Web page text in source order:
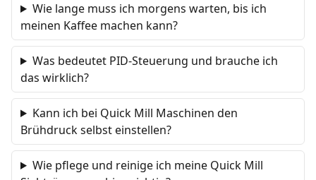
Wie lange muss ich morgens warten, bis ich
meinen Kaffee machen kann?
Was bedeutet PID-Steuerung und brauche ich
das wirklich?
Kann ich bei Quick Mill Maschinen den
Brühdruck selbst einstellen?
Wie pflege und reinige ich meine Quick Mill